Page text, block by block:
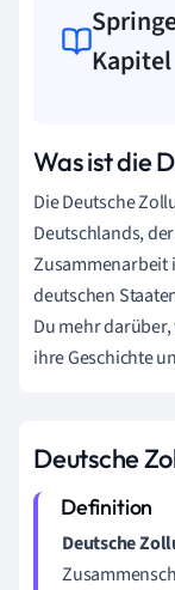
Kapitel
Was ist die
Die Deutsche
Deutschlands,
Zusammenarbeit
deutschen
Du mehr
ihre Geschichte
Deutsche
Deutsche